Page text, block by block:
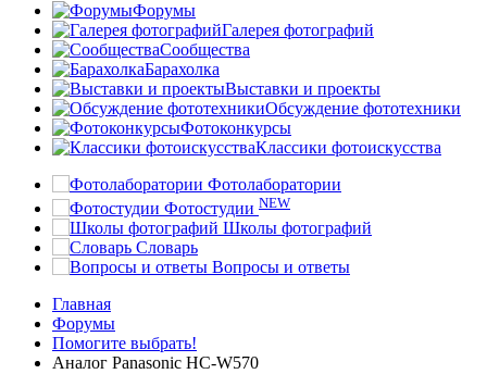
Форумы
Галерея фотографий
Сообщества
Барахолка
Выставки и проекты
Обсуждение фототехники
Фотоконкурсы
Классики фотоискусства
Фотолаборатории
Фотостудии NEW
Школы фотографий
Словарь
Вопросы и ответы
Главная
Форумы
Помогите выбрать!
Аналог Panasonic HC-W570